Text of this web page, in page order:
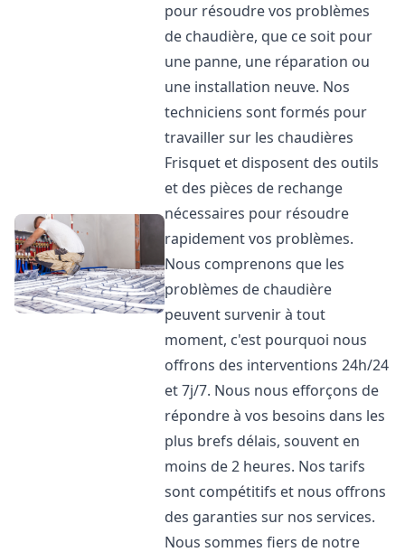
pour résoudre vos problèmes
de chaudière, que ce soit pour
une panne, une réparation ou
une installation neuve. Nos
techniciens sont formés pour
travailler sur les chaudières
Frisquet et disposent des outils
et des pièces de rechange
nécessaires pour résoudre
rapidement vos problèmes.
Nous comprenons que les
problèmes de chaudière
peuvent survenir à tout
moment, c'est pourquoi nous
offrons des interventions 24h/24
et 7j/7. Nous nous efforçons de
répondre à vos besoins dans les
plus brefs délais, souvent en
moins de 2 heures. Nos tarifs
sont compétitifs et nous offrons
des garanties sur nos services.
Nous sommes fiers de notre